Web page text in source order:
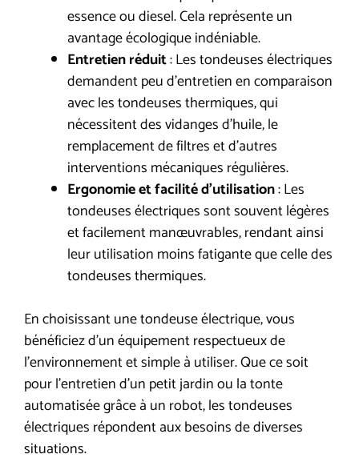
essence ou diesel. Cela représente un
avantage écologique indéniable.
Entretien réduit: Les tondeuses électriques
demandent peu d’entretien en comparaison
avec les tondeuses thermiques, qui
nécessitent des vidanges d’huile, le
remplacement de filtres et d’autres
interventions mécaniques régulières.
Ergonomie et facilité d’utilisation: Les
tondeuses électriques sont souvent légères
et facilement manœuvrables, rendant ainsi
leur utilisation moins fatigante que celle des
tondeuses thermiques.
En choisissant une tondeuse électrique, vous
bénéficiez d’un équipement respectueux de
l’environnement et simple à utiliser. Que ce soit
pour l’entretien d’un petit jardin ou la tonte
automatisée grâce à un robot, les tondeuses
électriques répondent aux besoins de diverses
situations.